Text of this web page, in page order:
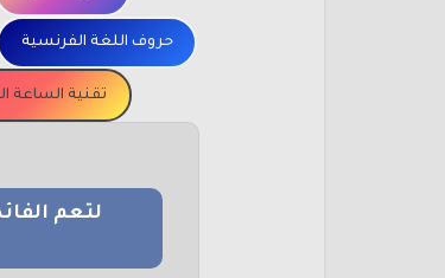
حروف اللغة الفرنسية
تقنية الساعة
لتعم